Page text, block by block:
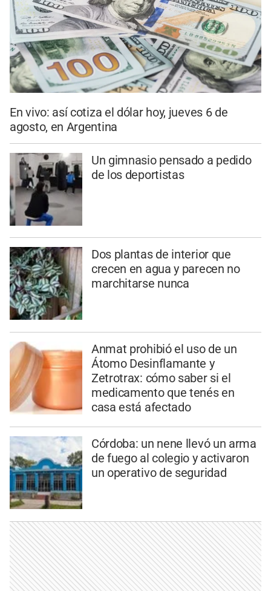
En vivo: así cotiza el dólar hoy, jueves 6 de
agosto, en Argentina
Un gimnasio pensado a pedido
de los deportistas
Dos plantas de interior que
crecen en agua y parecen no
marchitarse nunca
Anmat prohibió el uso de un
Átomo Desinflamante y
Zetrotrax: cómo saber si el
medicamento que tenés en
casa está afectado
Córdoba: un nene llevó un arma
de fuego al colegio y activaron
un operativo de seguridad